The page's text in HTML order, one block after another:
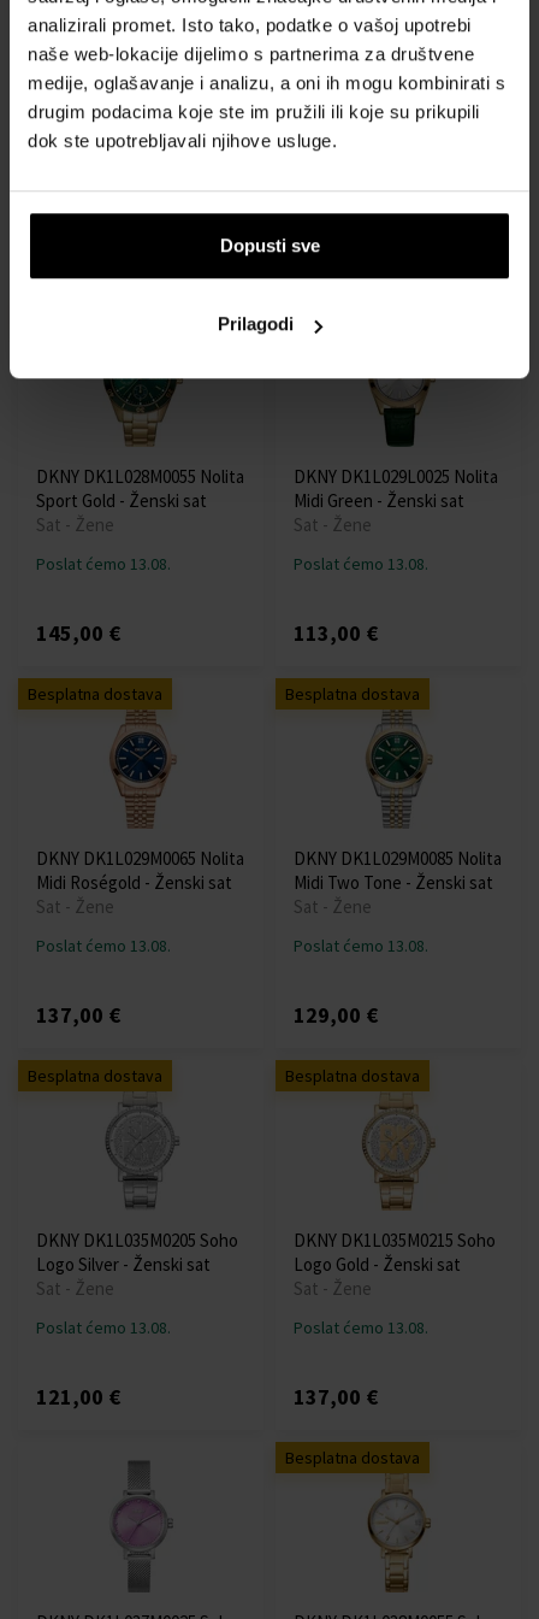
analizirali promet. Isto tako, podatke o vašoj upotrebi
naše web-lokacije dijelimo s partnerima za društvene
medije, oglašavanje i analizu, a oni ih mogu kombinirati s
drugim podacima koje ste im pružili ili koje su prikupili
dok ste upotrebljavali njihove usluge.
Dopusti sve
Prilagodi
DKNY DK1L024M0165
Eastside Mini Two Tone -
Ženski sat
Sat - Žene
DKNY DK1L026M0035
Parsons Midi Gold - Ženski
sat
Sat - Žene
121,00 €
DKNY DK1L028M0055 Nolita
Sport Gold - Ženski sat
Sat - Žene
Poslat ćemo 13.08.
145,00 €
Besplatna dostava
DKNY DK1L029L0025 Nolita
Midi Green - Ženski sat
Sat - Žene
Poslat ćemo 13.08.
113,00 €
Besplatna dostava
DKNY DK1L029M0065 Nolita
Midi Roségold - Ženski sat
Sat - Žene
Poslat ćemo 13.08.
137,00 €
Besplatna dostava
DKNY DK1L029M0085 Nolita
Midi Two Tone - Ženski sat
Sat - Žene
Poslat ćemo 13.08.
129,00 €
Besplatna dostava
DKNY DK1L035M0205 Soho
Logo Silver - Ženski sat
Sat - Žene
Poslat ćemo 13.08.
121,00 €
Besplatna dostava
DKNY DK1L035M0215 Soho
Logo Gold - Ženski sat
Sat - Žene
Poslat ćemo 13.08.
137,00 €
Besplatna dostava